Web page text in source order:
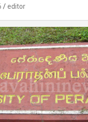
editor